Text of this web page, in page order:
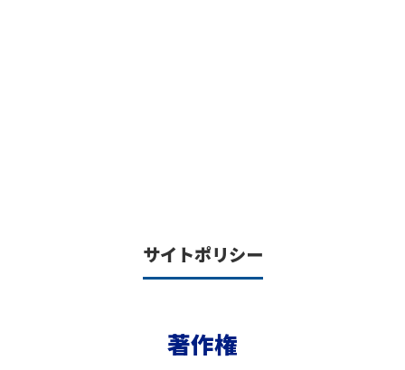
サイトポリシー
著作権